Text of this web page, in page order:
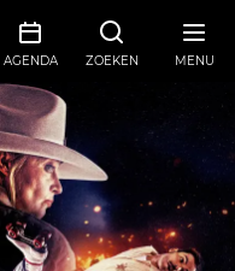
MENU
ZOEKEN
AGENDA